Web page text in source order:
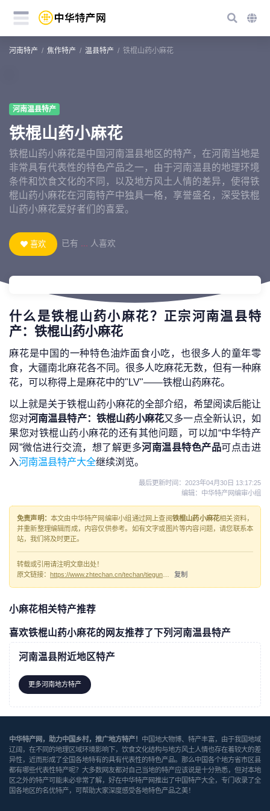
河南特产 焦作特产 温县特产 铁棍山药小麻花
河南温县特产
铁棍山药小麻花
铁棍山药小麻花是中国河南温县地区的特产，在河南当地是
非常具有代表性的特色产品之一，由于河南温县的地理环境
条件和饮食文化的不同，以及地方风土人情的差异，使得铁
棍山药小麻花在河南特产中独具一格，享誉盛名，深受铁棍
山药小麻花爱好者们的喜爱。
喜欢 已有 人喜欢
什么是铁棍山药小麻花？正宗河南温县特
产：铁棍山药小麻花
麻花是中国的一种特色油炸面食小吃，也很多人的童年零
食，大疆南北麻花各不同。很多人吃麻花无数，但有一种麻
花，可以称得上是麻花中的"LV"——铁棍山药麻花。
以上就是关于铁棍山药小麻花的全部介绍，希望阅读后能让
您对河南温县特产：铁棍山药小麻花又多一点全新认识，如
果您对铁棍山药小麻花的还有其他问题，可以加“中华特产
网”微信进行交流，想了解更多河南温县特色产品可点击进
入河南温县特产大全继续浏览。
最后更新时间： 2023年04月30日 13:17:25
编辑：中华特产网编审小组
免责声明：本文由中华特产网编审小组通过网上查阅铁棍山药小麻花相关资料，
并重新整理编辑而成，内容仅供参考。如有文字或图片等内容问题，请您联系本
站，我们将及时更正。
转载或引用请注明文章出处！
原文链接：
复制
小麻花相关特产推荐
喜欢铁棍山药小麻花的网友推荐了下列河南温县特产
河南温县附近地区特产
更多河南地方特产
中华特产网，助力中国乡村，推广地方特产！ 中国地大物博、特产丰富，由于我国地域
辽阔，在不同的地理区域环境影响下，饮食文化结构与地方风土人情也存在着较大的差
异性，近而形成了全国各地特有的具有代表性的特色产品。那么中国各个地方省市区县
都有哪些代表性特产呢？大多数网友都对自己当地的特产应该说是十分熟悉，但对本地
区之外的特产可能未必非常了解，好在中华特产网推出了中国特产大全，专门收录了全
国各地区的名优特产，可帮助大家深度感受各地特色产品之美！